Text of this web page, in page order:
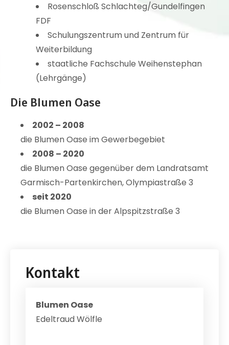
Rosenschloß Schlachteg/Gundelfingen
FDF
Schulungszentrum und Zentrum für
Weiterbildung
staatliche Fachschule Weihenstephan
(Lehrgänge)
Die Blumen Oase
2002 – 2008
die Blumen Oase im Gewerbegebiet
2008 – 2020
die Blumen Oase gegenüber dem Landratsamt
Garmisch-Partenkirchen, Olympiastraße 3
seit 2020
die Blumen Oase in der Alpspitzstraße 3
Kontakt
Blumen Oase
Edeltraud Wölfle